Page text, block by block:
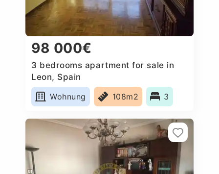
98 000€
3 bedrooms apartment for sale in
Leon, Spain
Wohnung
108m2 3